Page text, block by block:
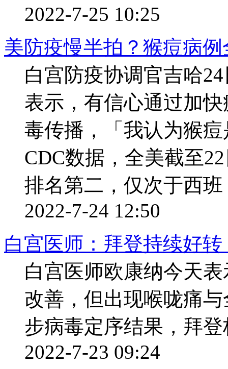
2022-7-25 10:25
美防疫慢半拍？猴痘病
白宫防疫协调官吉哈
表示，有信心通过加
毒传播，「我认为猴
CDC数据，全美截至
排名第二，仅次于西班
2022-7-24 12:50
白宫医师：拜登持续好
白宫医师欧康纳今天
改善，但出现喉咙痛
步病毒定序结果，拜
2022-7-23 09:24